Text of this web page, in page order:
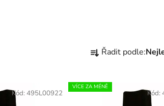
a
e
n
Řadit podle:
Kód: 495L00922
VÍCE ZA MÉNĚ
Kód: